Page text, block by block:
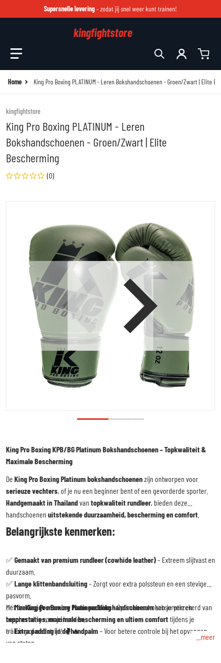
Supersnelle levering– zodat jij snel weer kunt trainen!
kingfightstore
Home King Pro Boxing PLATINUM - Leren Bokshandschoenen - Groen/Zwart | Elite
Open media 1 in galerijweergave
kingfightstore
King Pro Boxing PLATINUM - Leren
Bokshandschoenen - Groen/Zwart | Elite
Bescherming
(0)
King Pro Boxing KPB/BG Platinum Bokshandschoenen – Topkwaliteit &
Maximale Bescherming
De King Pro Boxing Platinum bokshandschoenenzijn ontworpen voor
serieuze vechters, of je nu een beginner bent of een gevorderde sporter.
Handgemaakt in Thailandvan topkwaliteit rundleer, bieden deze
handschoenen uitstekende duurzaamheid, bescherming en comfort
Belangrijkste kenmerken:
✅ Gemaakt van premium rundleer (cowhide leather)– Extreem slijtvast en
duurzaam.
✅ Lange klittenbandsluiting– Zorgt voor extra polssteun en een stevige
pasvorm.
✅Meerlagige memory foam padding– Optimale schokabsorptie en
bescherming voor je handen.
✅Extra padding in de handpalm– Voor betere controle bij het opvangen
van stoten.
Met deKing Pro Boxing Platinum bokshandschoenenben je verzekerd van
topprestaties, maximale bescherming en ultiem comforttijdens je
training of wedstrijd! 🥊🔥
...meer